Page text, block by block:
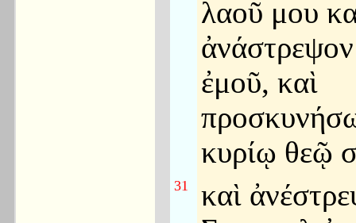
λαοῦ μου
ἐμοῦ, καὶ
κυρίῳ θεῷ
31
καὶ